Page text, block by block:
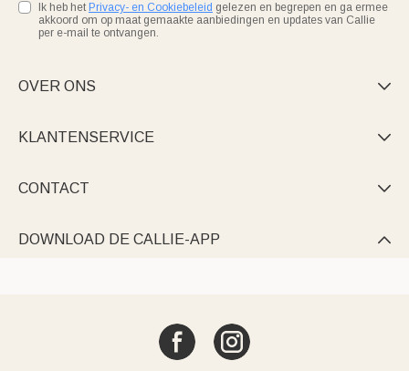
Ik heb het Privacy- en Cookiebeleid gelezen en begrepen en ga ermee
akkoord om op maat gemaakte aanbiedingen en updates van Callie
per e-mail te ontvangen.
OVER ONS 
KLANTENSERVICE 
CONTACT 
DOWNLOAD DE CALLIE-APP 